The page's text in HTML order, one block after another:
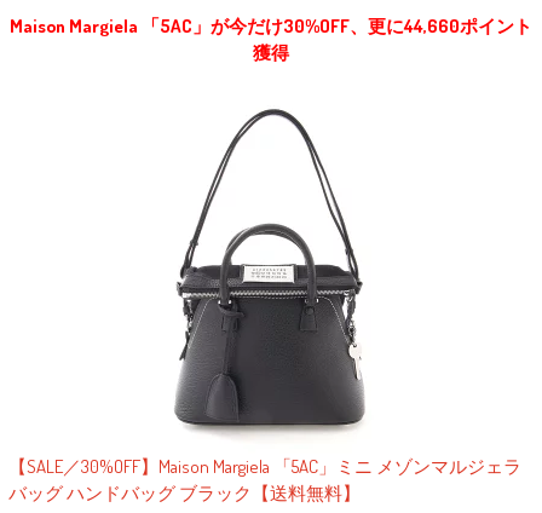
Maison Margiela 「5AC」が今だけ30%OFF、更に44,660ポイント
獲得
【SALE／30%OFF】Maison Margiela 「5AC」ミニ メゾンマルジェラ
バッグ ハンドバッグ ブラック【送料無料】